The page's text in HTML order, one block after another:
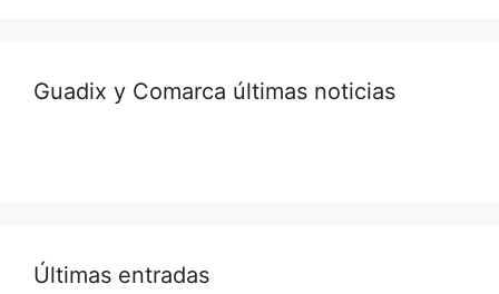
Guadix y Comarca últimas noticias
Últimas entradas